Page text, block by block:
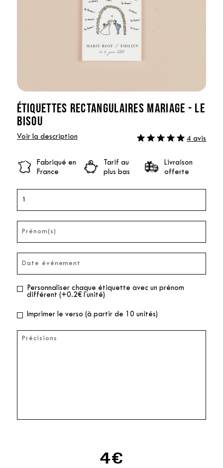
ÉTIQUETTES RECTANGULAIRES MARIAGE - LE
BISOU
Voir la description 4 avis
Fabriqué en
France
Tarif au
plus bas
Livraison
offerte
Personnaliser chaque étiquette avec un prénom
différent (+0.2€ l'unité)
Imprimer le verso (à partir de 10 unités)
4€